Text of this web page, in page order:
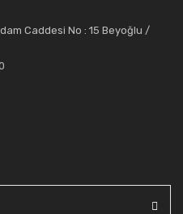
gün ve gelecekte
Caddesi No : 15 Beyoğlu /